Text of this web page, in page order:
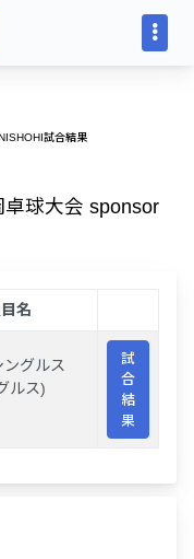
試合結果
球大会 sponsor
名
グルス
ルス)
試
合
結
果